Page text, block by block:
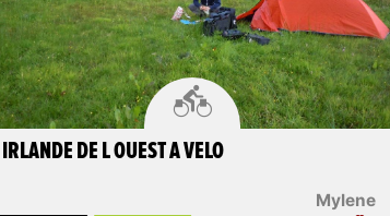

Mylene
IRLANDE DE L OUEST A VELO